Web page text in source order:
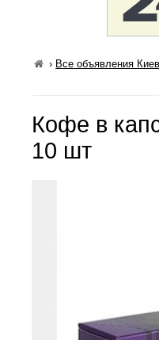
› Все объявления Киев
Кофе в
10 шт